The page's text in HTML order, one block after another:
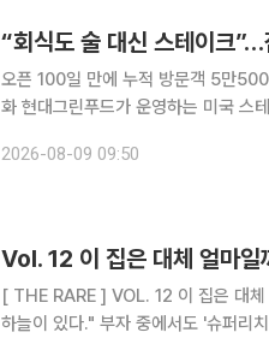
“회식도 술 대신 스테이크
오픈 100일 만에 누적 방문객 5만
화 현대그린푸드가 운영하는 미국 스테이크 전문점 ‘텍사스로드하우스’ 잠실본점이 오피스 상권을
4월 서울 송파구 방이동에 오픈한 텍
2026-08-09 09:50
Vol. 12 이 집은 대체 얼마
[ THE RARE ] VOL. 12 이 집은 대체 얼마일까:슈퍼리치들의 주거지 "천외천(天外天). 하늘 밖의
하늘이 있다." 부자 중에서도